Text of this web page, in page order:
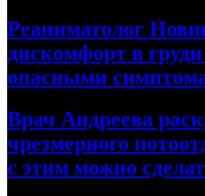
Реаниматолог
дискомфорт в
опасными
Врач Андреева
чрезмерного
с этим можно